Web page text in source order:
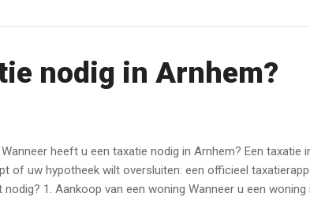
nodig in Arnhem?
heeft u een taxatie nodig in Arnhem? Een taxatie
of uw hypotheek wilt oversluiten: een officieel
1. Aankoop van een woning Wanneer u een